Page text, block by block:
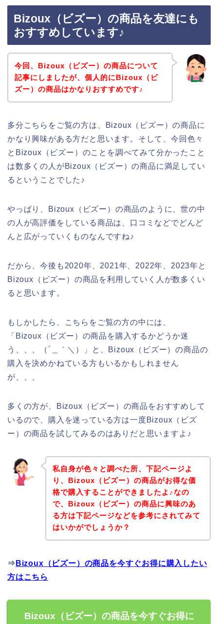
Bizoux（ビズー）の商品を友達にも
おすすめしています♪
今回、Bizoux（ビズー）の商品について
記事にしましたが、個人的にBizoux（ビ
ズー）の商品はかなりおすすめです♪
多分こちらをご覧の方は、Bizoux（ビズー）の商品に
かなり興味がある方だと思います。そして、今回色々
とBizoux（ビズー）のことを調べてみて分かったこと
は数多くの人がBizoux（ビズー）の商品に満足してい
るということでした♪
やっぱり、Bizoux（ビズー）の商品のように、世の中
の人が高評価をしている商品は、口コミなどでどんど
んと広がっていくものなんですね♪
だから、今後も2020年、2021年、2022年、2023年と
Bizoux（ビズー）の商品を利用していく人が数多くい
ると思います。
もしかしたら、こちらをご覧の方の中には、
「Bizoux（ビズー）の商品を購入するかどうか迷
う、、、（´＿｀＼）」と、Bizoux（ビズー）の商品の
購入を決めかねている方もいるかもしれません
が、、、
多くの方が、Bizoux（ビズー）の商品をおすすめして
いるので、購入を迷っている方は一度Bizoux（ビズ
ー）の商品を試してみるのはありだと思いますよ♪
私自身が色々と調べた所、下記ページよ
り、Bizoux（ビズー）の商品がお得な価
格で購入することができましたよ♪なの
で、Bizoux（ビズー）の商品に興味のあ
る方は下記ページなどを参考にされてみて
はいかがでしょうか？
⇒ Bizoux（ビズー）の商品を今すぐお得に購入したい
方はこちら
Bizoux（ビズー）の商品を今すぐお得に